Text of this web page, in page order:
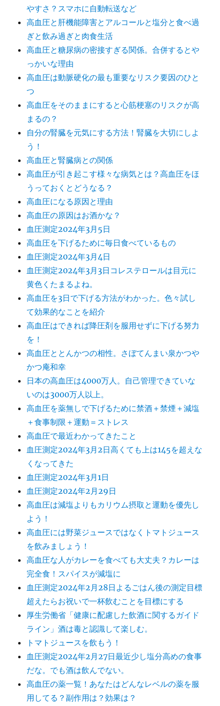
やすさ？スマホに自動転送など
高血圧と肝機能障害とアルコールと塩分と食べ過
ぎと飲み過ぎと肉食生活
高血圧と糖尿病の密接すぎる関係。合併するとや
っかいな理由
高血圧は動脈硬化の最も重要なリスク要因のひと
つ
高血圧をそのままにすると心筋梗塞のリスクが高
まるの？
自分の腎臓を元気にする方法！腎臓を大切にしよ
う！
高血圧と腎臓病との関係
高血圧が引き起こす様々な病気とは？高血圧をほ
うっておくとどうなる？
高血圧になる原因と理由
高血圧の原因はお酒かな？
血圧測定2024年3月5日
高血圧を下げるために毎日食べているもの
血圧測定2024年3月4日
血圧測定2024年3月3日コレステロールは目元に
黄色くたまるよね。
高血圧を3日で下げる方法がわかった。色々試し
て効果的なことを紹介
高血圧はできれば降圧剤を服用せずに下げる努力
を！
高血圧ととんかつの相性。さぼてんまい泉かつや
かつ庵和幸
日本の高血圧は4000万人。自己管理できていな
いのは3000万人以上。
高血圧を薬無しで下げるために禁酒＋禁煙＋減塩
＋食事制限＋運動＝ストレス
高血圧で最近わかってきたこと
血圧測定2024年3月2日高くても上は145を超えな
くなってきた
血圧測定2024年3月1日
血圧測定2024年2月29日
高血圧は減塩よりもカリウム摂取と運動を優先し
よう！
高血圧には野菜ジュースではなくトマトジュース
を飲みましょう！
高血圧な人がカレーを食べても大丈夫？カレーは
完全食！スパイスが減塩に
血圧測定2024年2月28日よるごはん後の測定目標
超えたらお祝いで一杯飲むことを目標にする
厚生労働省「健康に配慮した飲酒に関するガイド
ライン」酒は毒と認識して楽しむ。
トマトジュースを飲もう！
血圧測定2024年2月27日最近少し塩分高めの食事
だな。でも酒は飲んでない。
高血圧の薬一覧！あなたはどんなレベルの薬を服
用してる？副作用は？効果は？